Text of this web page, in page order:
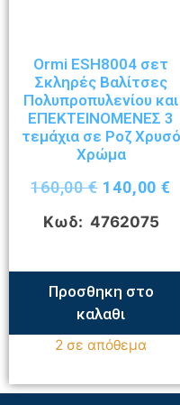
Ormi ESH8004 σετ
Σκληρές Βαλίτσες
Πολυπροπυλενίου και
ΕΠΕΚΤΕΙΝΟΜΕΝΕΣ 3
τεμάχια σε Ροζ Χρυσό
Χρώμα
160,00€ 140,00€
Κωδ: 4762075
Προσθηκη στο
καλαθι
2 σε απόθεμα